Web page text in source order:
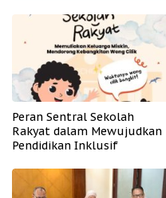
Peran Sentral Sekolah
Rakyat dalam Mewujudkan
Pendidikan Inklusif